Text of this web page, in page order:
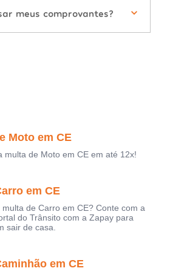
meus comprovantes?
Moto em CE
multa de Moto em CE em até 12x!
em CE
multa de Carro em CE? Conte com a
do Trânsito com a Zapay para
sair de casa.
em CE